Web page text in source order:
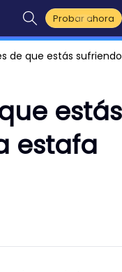
Probar ahora
de que estás sufriendo
estás
estafa